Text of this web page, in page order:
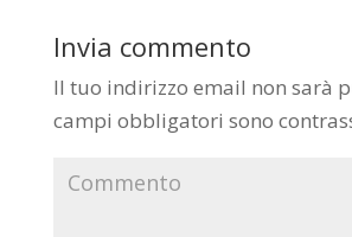
Invia commento
Il tuo indirizzo email non sarà
campi obbligatori sono